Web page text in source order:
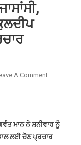
A CommentOn
ਮਾਨ
ਨੇ
ਮਾਨ ਨੇ ਸ਼ਨੀਵਾਰ ਨੂੰ
ਲਈ ਚੋਣ ਪ੍ਰਚਾਰ